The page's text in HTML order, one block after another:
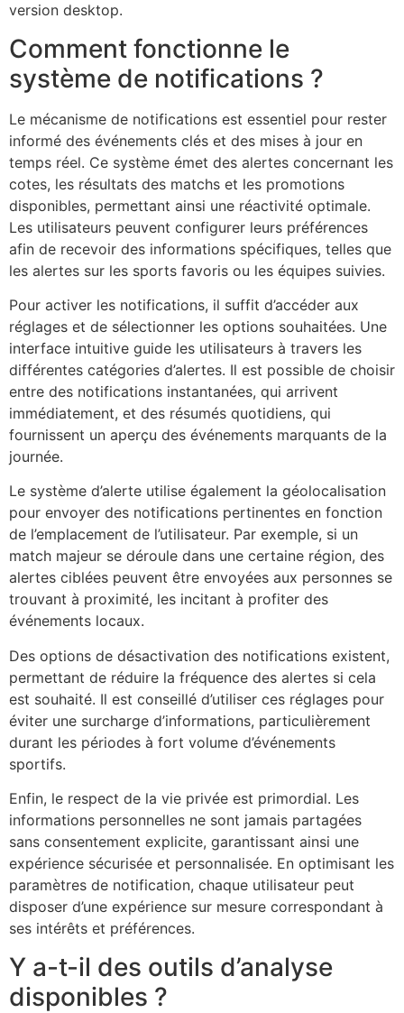
version desktop.
Comment fonctionne le
système de notifications ?
Le mécanisme de notifications est essentiel pour rester
informé des événements clés et des mises à jour en
temps réel. Ce système émet des alertes concernant les
cotes, les résultats des matchs et les promotions
disponibles, permettant ainsi une réactivité optimale.
Les utilisateurs peuvent configurer leurs préférences
afin de recevoir des informations spécifiques, telles que
les alertes sur les sports favoris ou les équipes suivies.
Pour activer les notifications, il suffit d’accéder aux
réglages et de sélectionner les options souhaitées. Une
interface intuitive guide les utilisateurs à travers les
différentes catégories d’alertes. Il est possible de choisir
entre des notifications instantanées, qui arrivent
immédiatement, et des résumés quotidiens, qui
fournissent un aperçu des événements marquants de la
journée.
Le système d’alerte utilise également la géolocalisation
pour envoyer des notifications pertinentes en fonction
de l’emplacement de l’utilisateur. Par exemple, si un
match majeur se déroule dans une certaine région, des
alertes ciblées peuvent être envoyées aux personnes se
trouvant à proximité, les incitant à profiter des
événements locaux.
Des options de désactivation des notifications existent,
permettant de réduire la fréquence des alertes si cela
est souhaité. Il est conseillé d’utiliser ces réglages pour
éviter une surcharge d’informations, particulièrement
durant les périodes à fort volume d’événements
sportifs.
Enfin, le respect de la vie privée est primordial. Les
informations personnelles ne sont jamais partagées
sans consentement explicite, garantissant ainsi une
expérience sécurisée et personnalisée. En optimisant les
paramètres de notification, chaque utilisateur peut
disposer d’une expérience sur mesure correspondant à
ses intérêts et préférences.
Y a-t-il des outils d’analyse
disponibles ?